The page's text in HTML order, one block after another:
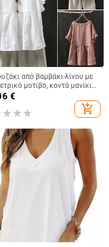
από βαμβάκι-λίνου με
μοτίβο, κοντά μανίκια,
τύπου crew neck,
μήκους (50–65 cm)
€
add_shopping_cart